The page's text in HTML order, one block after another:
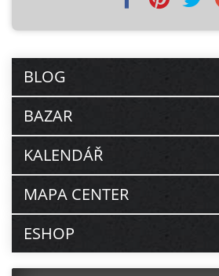
BLOG
BAZAR
KALENDÁŘ
MAPA CENTER
ESHOP